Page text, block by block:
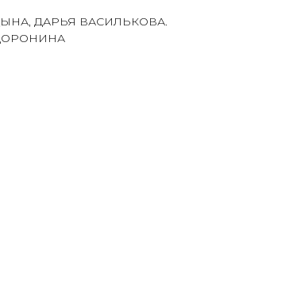
ДАРЬЯ ВАСИЛЬКОВА.